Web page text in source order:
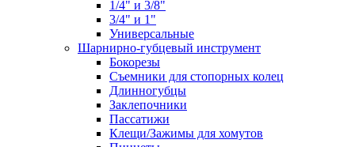
1/4" и 3/8"
3/4" и 1"
Универсальные
Шарнирно-губцевый инструмент
Бокорезы
Съемники для стопорных колец
Длинногубцы
Заклепочники
Пассатижи
Клещи/Зажимы для хомутов